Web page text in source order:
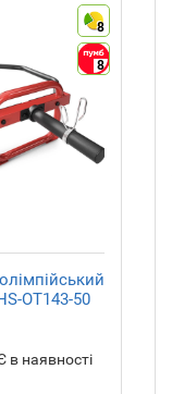
8
8
OT143-50
в наявності